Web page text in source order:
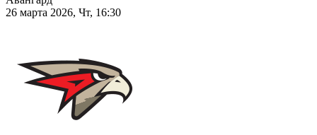
26 марта 2026, Чт, 16:30